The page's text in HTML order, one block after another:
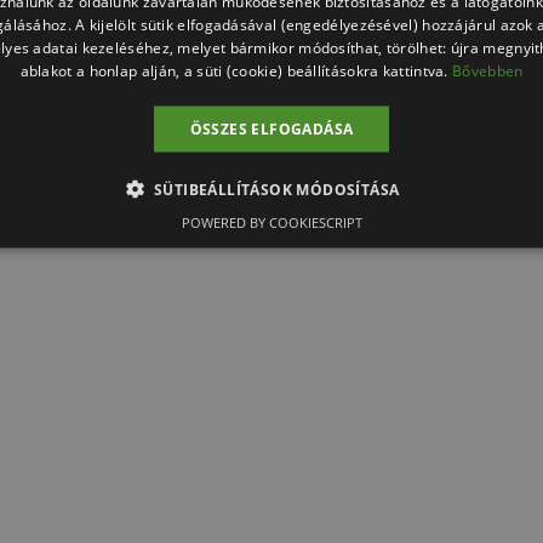
A kijelölt sütik elfogadásával (engedélyezésével) hozzájárul azok
adatai kezeléséhez, melyet bármikor módosíthat, törölhet: újra
ablakot a honlap alján, a süti (cookie) beállításokra kattintva. Bővebben
ÖSSZES ELFOGADÁSA
SÜTIBEÁLLÍTÁSOK MÓDOSÍTÁSA
POWERED BY COOKIESCRIPT